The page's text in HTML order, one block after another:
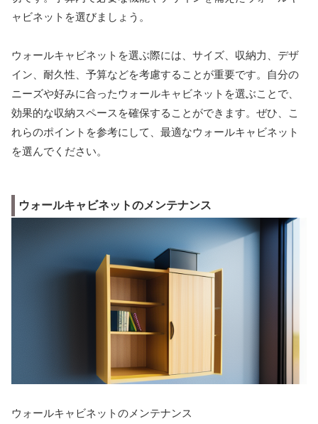
ャビネットを選びましょう。
ウォールキャビネットを選ぶ際には、サイズ、収納力、デザ
イン、耐久性、予算などを考慮することが重要です。自分の
ニーズや好みに合ったウォールキャビネットを選ぶことで、
効果的な収納スペースを確保することができます。ぜひ、こ
れらのポイントを参考にして、最適なウォールキャビネット
を選んでください。
ウォールキャビネットのメンテナンス
ウォールキャビネットのメンテナンス